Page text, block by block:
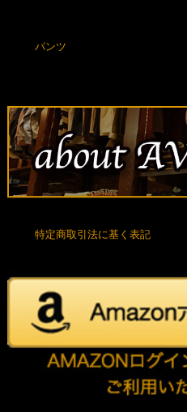
パンツ
特定商取引法に基く表記